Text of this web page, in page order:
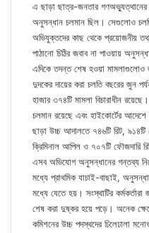
এ ছাড়া ছাত্র-জনতার
অনুসন্ধান চলমান ছিল। সেগুলোও
অভিযুক্তদের কাছ থেকে প্রয়োজনীয়
পাঠানো চিঠির জবাব না পাওয়ায়
এদিকে তদন্ত শেষ হওয়া
দুদকের দায়ের করা চলতি বছরের জুন
হাজার ৩৭৪টি মামলা বিচারাধীন
চলমান রয়েছে এবং হাইকোর্টের
ছাড়া উচ্চ আদালতে ৭৪৬টি রিট, ৯১৪টি
ক্রিমিনাল আপিল ও ৭০৭টি ফৌজদারি
এসব অভিযোগ অনুসন্ধানের গন্তব্য
মধ্যে প্রাথমিক যাচাই-বাছাই,
মধ্যে যেতে হয়। সংস্থাটির
শেষ করা দুষ্কর হয়ে পড়ে। অনেক
কমিশনের উচ্চ পদস্থদের ঢিলেঢালা